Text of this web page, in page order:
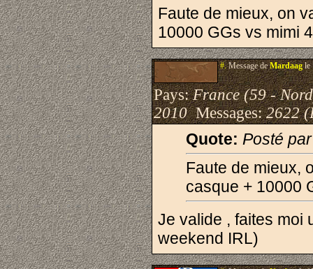
Faute de mieux, on
10000 GGs vs mimi
#.Message deMardaagle
Pays:France (59 -
2010Messages:2622
Quote: Posté
Faute de mieux,
casque + 10000
Je valide , faites moi
weekend IRL)